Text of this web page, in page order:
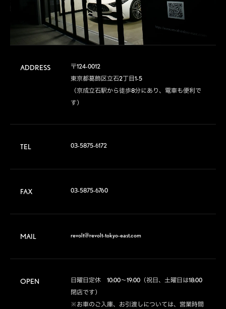
ADDRESS
〒124-0012
東京都葛飾区立石2丁目1-5
（京成立石駅から徒歩8分にあり、電車も便利で
す）
TEL 03-5875-6172
FAX 03-5875-6760
MAIL revolt@revolt-tokyo-east.com
OPEN
日曜日定休　10:00～19:00（祝日、土曜日は18:00
閉店です）
※お車のご入庫、お引渡しについては、営業時間